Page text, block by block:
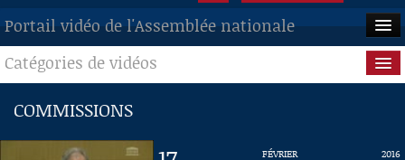
Portail vidéo de l'Assemblée nationale
ACCUEIL
EN DIRECT
À LA DEMANDE
Catégories de vidéos
Questions au Gouvernement
COMMISSIONS
FÉVRIER
2016